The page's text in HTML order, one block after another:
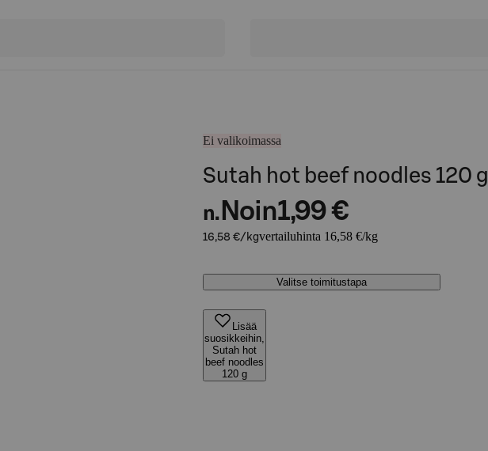
Ei valikoimassa
Sutah hot beef noodles 120 g
n. Noin1,99 €
16,58 €/kgvertailuhinta 16,58 €/kg
Valitse toimitustapa
Lisää
suosikkeihin,
Sutah hot
beef noodles
120 g